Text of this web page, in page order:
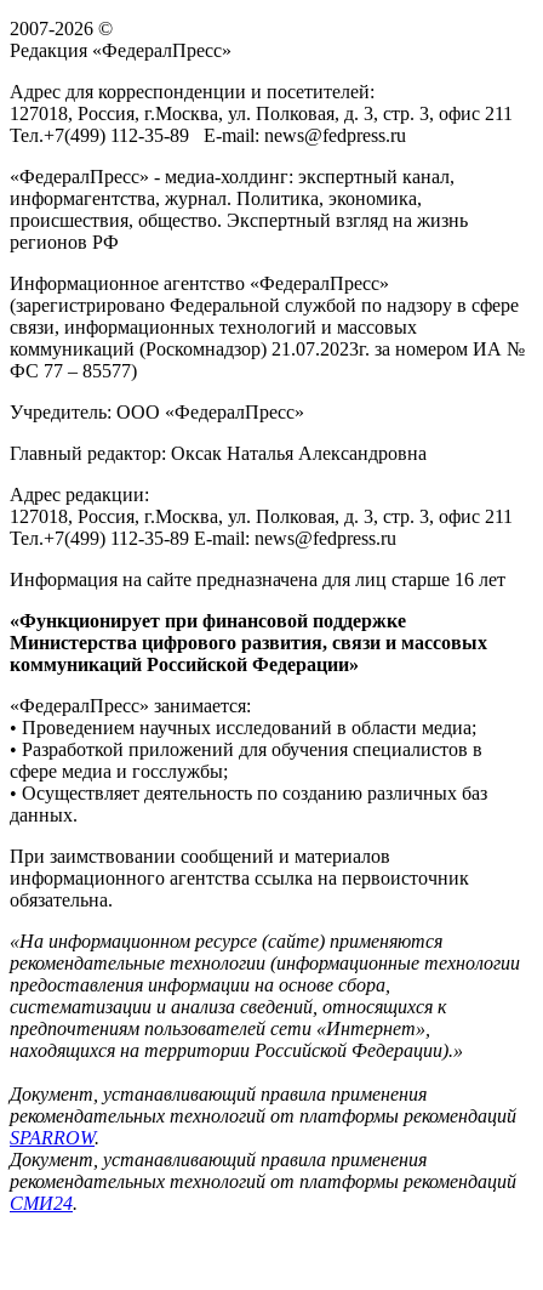
2007-2026 ©
Редакция «ФедералПресс»
Адрес для корреспонденции и посетителей:
127018, Россия, г.Москва, ул. Полковая, д. 3, стр. 3, офис 211
Тел.+7(499) 112-35-89 E-mail: news@fedpress.ru
«ФедералПресс» - медиа-холдинг: экспертный канал,
информагентства, журнал. Политика, экономика,
происшествия, общество. Экспертный взгляд на жизнь
регионов РФ
Информационное агентство «ФедералПресс»
(зарегистрировано Федеральной службой по надзору в сфере
связи, информационных технологий и массовых
коммуникаций (Роскомнадзор) 21.07.2023г. за номером ИА №
ФС 77 – 85577)
Учредитель: ООО «ФедералПресс»
Главный редактор: Оксак Наталья Александровна
Адрес редакции:
127018, Россия, г.Москва, ул. Полковая, д. 3, стр. 3, офис 211
Тел.+7(499) 112-35-89 E-mail: news@fedpress.ru
Информация на сайте предназначена для лиц старше 16 лет
«Функционирует при финансовой поддержке
Министерства цифрового развития, связи и массовых
коммуникаций Российской Федерации»
«ФедералПресс» занимается:
• Проведением научных исследований в области медиа;
• Разработкой приложений для обучения специалистов в
сфере медиа и госслужбы;
• Осуществляет деятельность по созданию различных баз
данных.
При заимствовании сообщений и материалов
информационного агентства ссылка на первоисточник
обязательна.
«На информационном ресурсе (сайте) применяются
рекомендательные технологии (информационные технологии
предоставления информации на основе сбора,
систематизации и анализа сведений, относящихся к
предпочтениям пользователей сети «Интернет»,
находящихся на территории Российской Федерации).»
Документ, устанавливающий правила применения
рекомендательных технологий от платформы рекомендаций
SPARROW.
Документ, устанавливающий правила применения
рекомендательных технологий от платформы рекомендаций
СМИ24.